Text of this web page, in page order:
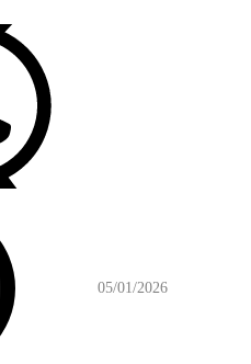
05/01/2026